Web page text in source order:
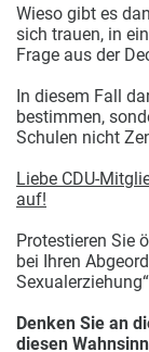
Wieso gibt es
sich trauen, in
Frage aus der
In diesem Fall
bestimmen,
Schulen nicht
Liebe CDU-
auf!
Protestieren Sie
bei Ihren
Denken Sie an
diesen